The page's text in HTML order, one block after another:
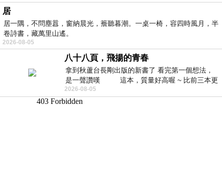
居
居一隅，不問塵囂，窗納晨光，簷聽暮潮。一桌一椅，容四時風月，半
卷詩書，藏萬里山遙。
2026-08-05
八十八頁，飛揚的青春
拿到秋蘆台長剛出版的新書了 看完第一個想法，
是一聲讚嘆 這本，質量好高喔 ~ 比前三本更
勝一
2026-08-05